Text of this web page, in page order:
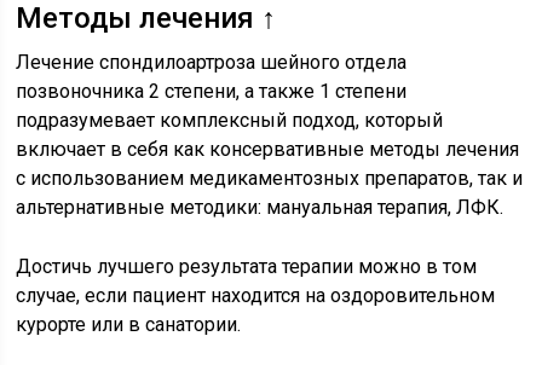
Методы лечения ↑
Лечение спондилоартроза шейного отдела
позвоночника 2 степени, а также 1 степени
подразумевает комплексный подход, который
включает в себя как консервативные методы лечения
с использованием медикаментозных препаратов, так и
альтернативные методики: мануальная терапия, ЛФК.
Достичь лучшего результата терапии можно в том
случае, если пациент находится на оздоровительном
курорте или в санатории.